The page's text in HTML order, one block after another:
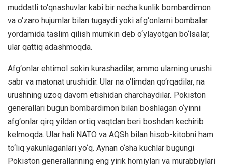
muddatli to‘qnashuvlar kabi bir necha kunlik bombardimon
va o‘zaro hujumlar bilan tugaydi yoki afg‘onlarni bombalar
yordamida taslim qilish mumkin deb o‘ylayotgan bo‘lsalar,
ular qattiq adashmoqda.
Afg‘onlar ehtimol sokin kurashadilar, ammo ularning urushi
sabr va matonat urushidir. Ular na o‘limdan qo‘rqadilar, na
urushning uzoq davom etishidan charchaydilar. Pokiston
generallari bugun bombardimon bilan boshlagan o‘yinni
afg‘onlar qirq yildan ortiq vaqtdan beri boshdan kechirib
kelmoqda. Ular hali NATO va AQSh bilan hisob-kitobni ham
to‘liq yakunlaganlari yo‘q. Aynan o‘sha kuchlar bugungi
Pokiston generallarining eng yirik homiylari va murabbiylari